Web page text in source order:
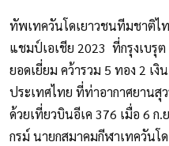
ทัพเทควันโดเยาวชนทีมชาติไ
แชมป์เอเชีย 2023 ที่กรุงเบรุ
ยอดเยี่ยม คว้ารวม 5 ทอง 2 เงิ
ประเทศไทย ที่ท่าอากาศยานสุ
ด้วยเที่ยวบินอีเค 376 เมื่อ 6 ก
กรม์ นายกสมาคมกีฬาเทควันโ